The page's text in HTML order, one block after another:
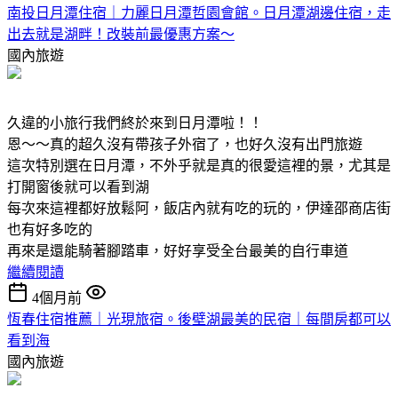
南投日月潭住宿｜力麗日月潭哲園會館。日月潭湖邊住宿，走
出去就是湖畔！改裝前最優惠方案～
國內旅遊
久違的小旅行我們終於來到日月潭啦！！
恩～～真的超久沒有帶孩子外宿了，也好久沒有出門旅遊
這次特別選在日月潭，不外乎就是真的很愛這裡的景，尤其是
打開窗後就可以看到湖
每次來這裡都好放鬆阿，飯店內就有吃的玩的，伊達邵商店街
也有好多吃的
再來是還能騎著腳踏車，好好享受全台最美的自行車道
繼續閱讀
4個月前
恆春住宿推薦｜光現旅宿。後壁湖最美的民宿｜每間房都可以
看到海
國內旅遊